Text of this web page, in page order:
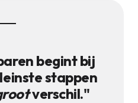
begint bij
stappen
verschil."